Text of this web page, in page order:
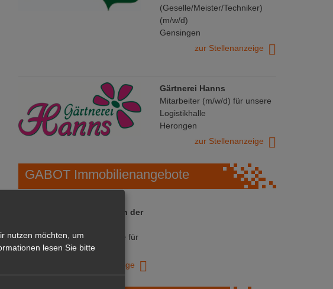
(Geselle/Meister/Techniker)
(m/w/d)
Gensingen
zur Stellenanzeige
Gärtnerei Hanns
Mitarbeiter (m/w/d) für unsere
Logistikhalle
Herongen
zur Stellenanzeige
GABOT Immobilienangebote
1A-Lage, ihre Chance in der
Repräsentative Immobilie für
IHREN Betrieb!
zur Anzeige
nutzen möchten, um
lesen Sie bitte